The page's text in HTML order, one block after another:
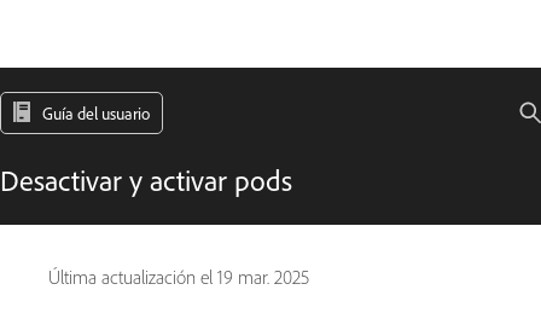
Guía del usuario
Desactivar y activar pods
Última actualización el 19 mar. 2025